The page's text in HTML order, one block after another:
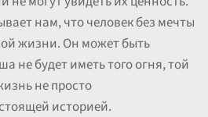
нам, что человек без мечты
жизни. Он может быть
не будет иметь того огня, той
не просто
историей.